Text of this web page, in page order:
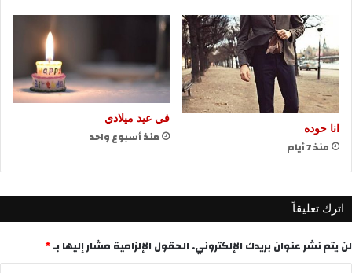
انا حوده
منذ 7 أيام
في عيد ميلادي
منذ أسبوع واحد
اترك تعليقاً
لن يتم نشر عنوان بريدك الإلكتروني. الحقول الإلزامية مشار إليها بـ*